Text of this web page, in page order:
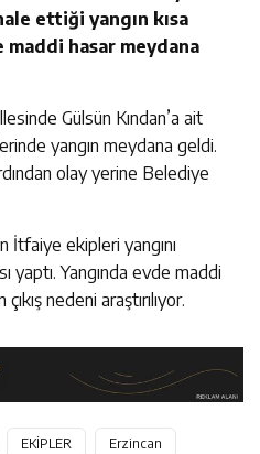
ettiği yangın kısa
hasar meydana
Gülsün Kından’a ait
yangın meydana geldi.
olay yerine Belediye
İtfaiye ekipleri yangını
yaptı. Yangında evde maddi
nedeni araştırılıyor.
EKİPLER Erzincan